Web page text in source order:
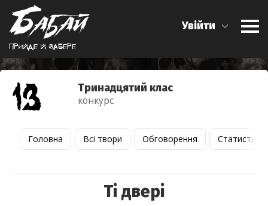
Прийде й забере
Увійти
Тринадцятий клас
конкурс
Головна Всі твори Обговорення Статистика
Ті двері